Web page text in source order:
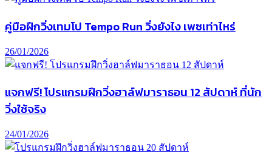
คู่มือฝึกวิ่งเทมโป Tempo Run วิ่งยังไง เพซเท่าไหร่
26/01/2026
แจกฟรี! โปรแกรมฝึกวิ่งฮาล์ฟมาราธอน 12 สัปดาห์ ที่นัก
วิ่งใช้จริง
24/01/2026